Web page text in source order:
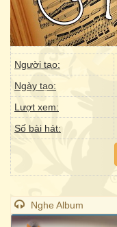
Người tạo:
Ngày tạo:
Lượt xem:
Số bài hát:
Nghe Album